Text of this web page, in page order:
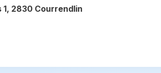
1, 2830 Courrendlin